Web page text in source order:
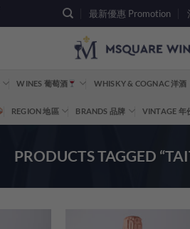
最新優惠 Promotion
WINES 葡萄酒 WHISKY & COGNAC 洋酒
REGION 地區 BRANDS 品牌 VINTAGE 年
PRODUCTS TAGGED